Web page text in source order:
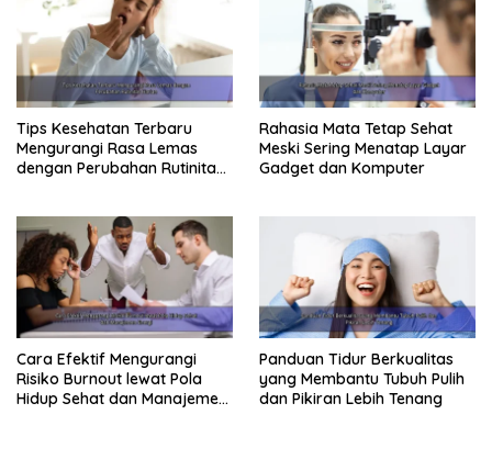
Tips Kesehatan Terbaru
Mengurangi Rasa Lemas
dengan Perubahan Rutinitas
Rahasia Mata Tetap Sehat
Meski Sering Menatap Layar
Gadget dan Komputer
Cara Efektif Mengurangi
Risiko Burnout lewat Pola
Hidup Sehat dan Manajemen
Panduan Tidur Berkualitas
yang Membantu Tubuh Pulih
dan Pikiran Lebih Tenang